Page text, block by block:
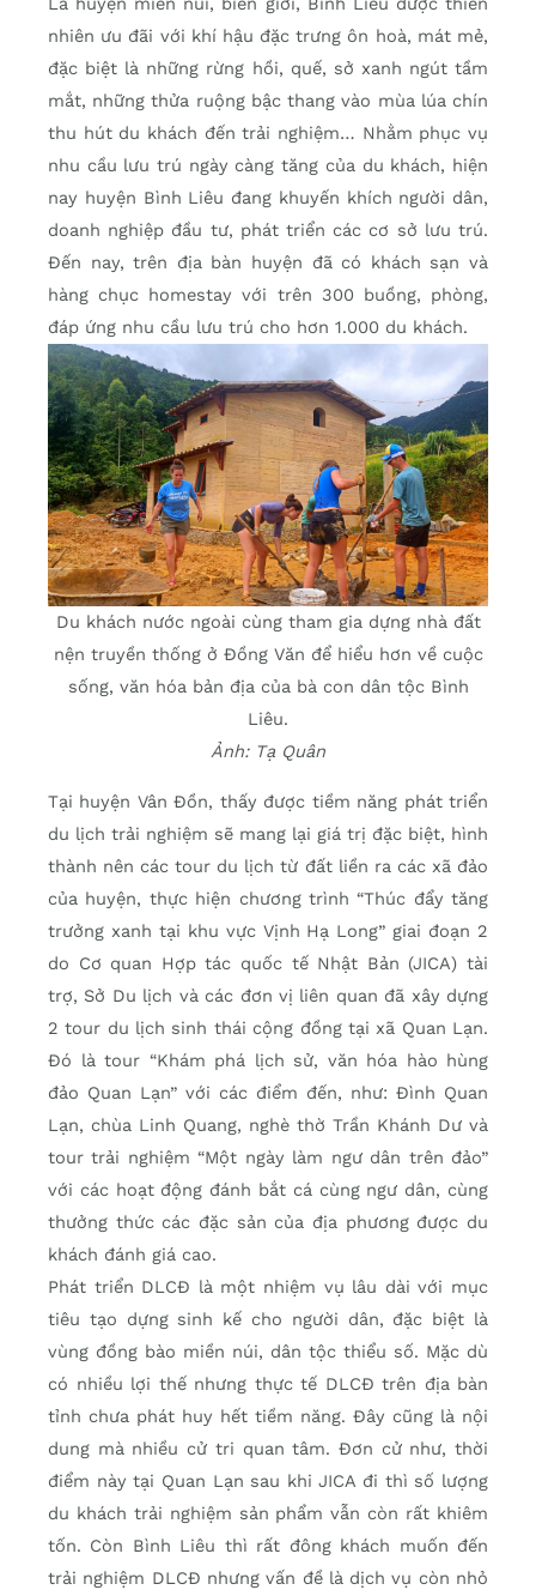
nhiên ưu đãi với khí hậu đặc trưng ôn hoà, mát mẻ,
đặc biệt là những rừng hồi, quế, sở xanh ngút tầm
mắt, những thửa ruộng bậc thang vào mùa lúa chín
thu hút du khách đến trải nghiệm… Nhằm phục vụ
nhu cầu lưu trú ngày càng tăng của du khách, hiện
nay huyện Bình Liêu đang khuyến khích người dân,
doanh nghiệp đầu tư, phát triển các cơ sở lưu trú.
Đến nay, trên địa bàn huyện đã có khách sạn và
hàng chục homestay với trên 300 buồng, phòng,
đáp ứng nhu cầu lưu trú cho hơn 1.000 du khách.
Du khách nước ngoài cùng tham gia dựng nhà đất
nện truyền thống ở Đồng Văn để hiểu hơn về cuộc
sống, văn hóa bản địa của bà con dân tộc Bình
Liêu.
Ảnh: Tạ Quân
Tại huyện Vân Đồn, thấy được tiềm năng phát triển
du lịch trải nghiệm sẽ mang lại giá trị đặc biệt, hình
thành nên các tour du lịch từ đất liền ra các xã đảo
của huyện, thực hiện chương trình “Thúc đẩy tăng
trưởng xanh tại khu vực Vịnh Hạ Long” giai đoạn 2
do Cơ quan Hợp tác quốc tế Nhật Bản (JICA) tài
trợ, Sở Du lịch và các đơn vị liên quan đã xây dựng
2 tour du lịch sinh thái cộng đồng tại xã Quan Lạn.
Đó là tour “Khám phá lịch sử, văn hóa hào hùng
đảo Quan Lạn” với các điểm đến, như: Đình Quan
Lạn, chùa Linh Quang, nghè thờ Trần Khánh Dư và
tour trải nghiệm “Một ngày làm ngư dân trên đảo”
với các hoạt động đánh bắt cá cùng ngư dân, cùng
thưởng thức các đặc sản của địa phương được du
khách đánh giá cao.
Phát triển DLCĐ là một nhiệm vụ lâu dài với mục
tiêu tạo dựng sinh kế cho người dân, đặc biệt là
vùng đồng bào miền núi, dân tộc thiểu số. Mặc dù
có nhiều lợi thế nhưng thực tế DLCĐ trên địa bàn
tỉnh chưa phát huy hết tiềm năng. Đây cũng là nội
dung mà nhiều cử tri quan tâm. Đơn cử như, thời
điểm này tại Quan Lạn sau khi JICA đi thì số lượng
du khách trải nghiệm sản phẩm vẫn còn rất khiêm
tốn. Còn Bình Liêu thì rất đông khách muốn đến
trải nghiệm DLCĐ nhưng vấn đề là dịch vụ còn nhỏ